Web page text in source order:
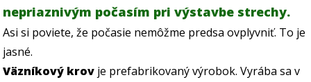
nepriaznivým počasím pri výstavbe strechy.
Asi si poviete, že počasie nemôžme predsa ovplyvniť. To je
jasné.
Väzníkový krov je prefabrikovaný výrobok. Vyrába sa v